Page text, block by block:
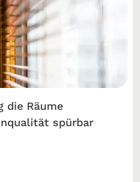
die Räume
spürbar